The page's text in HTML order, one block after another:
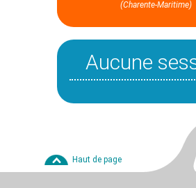
(Charente-Maritime)
Aucune
Haut de page